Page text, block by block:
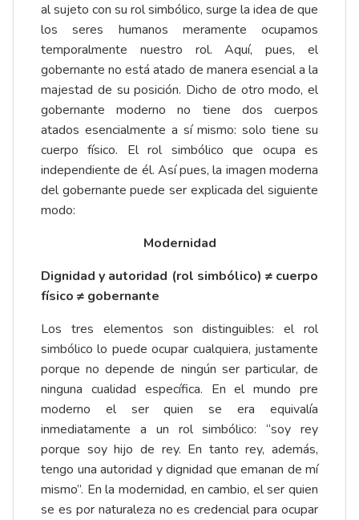
al sujeto con su rol simbólico, surge la idea de que
los seres humanos meramente ocupamos
temporalmente nuestro rol. Aquí, pues, el
gobernante no está atado de manera esencial a la
majestad de su posición. Dicho de otro modo, el
gobernante moderno no tiene dos cuerpos
atados esencialmente a sí mismo: solo tiene su
cuerpo físico. El rol simbólico que ocupa es
independiente de él. Así pues, la imagen moderna
del gobernante puede ser explicada del siguiente
modo:
Modernidad
Dignidad y autoridad (rol simbólico) ≠ cuerpo
físico ≠ gobernante
Los tres elementos son distinguibles: el rol
simbólico lo puede ocupar cualquiera, justamente
porque no depende de ningún ser particular, de
ninguna cualidad específica. En el mundo pre
moderno el ser quien se era equivalía
inmediatamente a un rol simbólico: “soy rey
porque soy hijo de rey. En tanto rey, además,
tengo una autoridad y dignidad que emanan de mí
mismo”. En la modernidad, en cambio, el ser quien
se es por naturaleza no es credencial para ocupar